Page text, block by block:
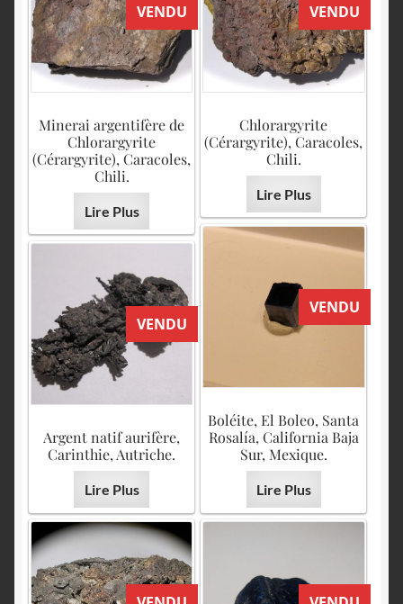
VENDU
Minerai argentifère de
Chlorargyrite
(Cérargyrite), Caracoles,
Chili.
Lire Plus
VENDU
Chlorargyrite
(Cérargyrite), Caracoles,
Chili.
Lire Plus
VENDU
Boléite, El Boleo, Santa
Rosalía, California Baja
Sur, Mexique.
Lire Plus
VENDU
Argent natif aurifère,
Carinthie, Autriche.
Lire Plus